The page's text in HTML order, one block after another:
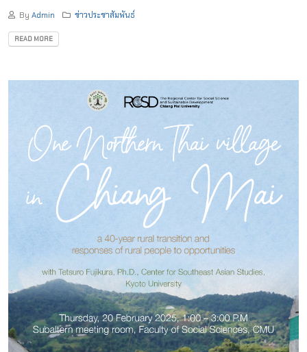
By Admin ข่าวประชาสัมพันธ์
READ MORE